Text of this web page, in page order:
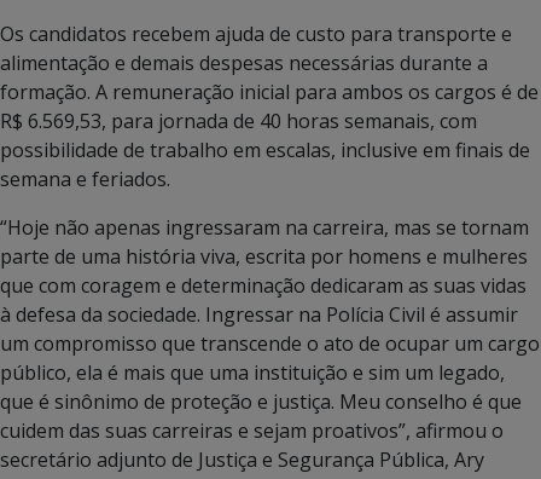
Os candidatos recebem ajuda de custo para transporte e
alimentação e demais despesas necessárias durante a
formação. A remuneração inicial para ambos os cargos é de
R$ 6.569,53, para jornada de 40 horas semanais, com
possibilidade de trabalho em escalas, inclusive em finais de
semana e feriados.
“Hoje não apenas ingressaram na carreira, mas se tornam
parte de uma história viva, escrita por homens e mulheres
que com coragem e determinação dedicaram as suas vidas
à defesa da sociedade. Ingressar na Polícia Civil é assumir
um compromisso que transcende o ato de ocupar um cargo
público, ela é mais que uma instituição e sim um legado,
que é sinônimo de proteção e justiça. Meu conselho é que
cuidem das suas carreiras e sejam proativos”, afirmou o
secretário adjunto de Justiça e Segurança Pública, Ary